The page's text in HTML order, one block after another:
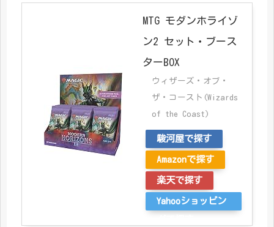
MTG モダンホライゾ
ン2 セット・ブース
ターBOX
ウィザーズ・オブ・
ザ・コースト(Wizards
of the Coast)
駿河屋で探す
Amazonで探す
楽天で探す
Yahooショッピン